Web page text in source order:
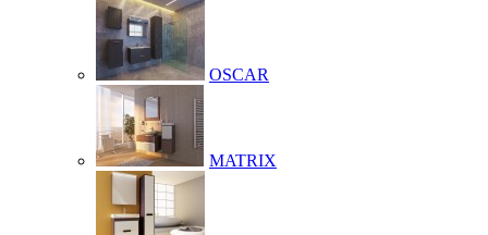
OSCAR
MATRIX